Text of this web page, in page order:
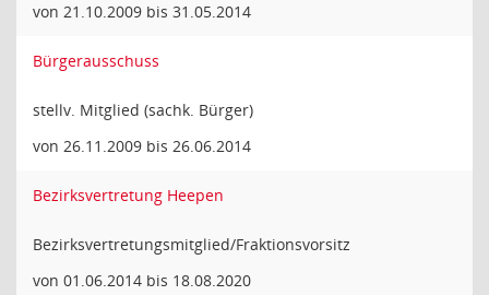
von 21.10.2009 bis 31.05.2014
Bürgerausschuss
stellv. Mitglied (sachk. Bürger)
von 26.11.2009 bis 26.06.2014
Bezirksvertretung Heepen
Bezirksvertretungsmitglied/Fraktionsvorsitz
von 01.06.2014 bis 18.08.2020